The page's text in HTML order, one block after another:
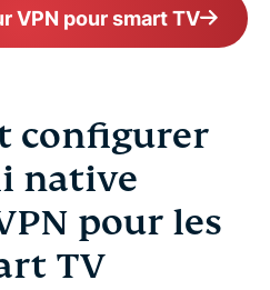
VPN pour smart TV
configurer
native
pour les
TV